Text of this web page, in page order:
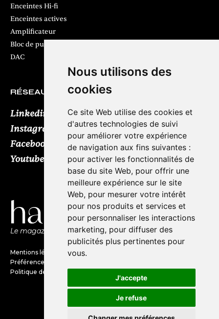
Nous utilisons des
cookies
Ce site Web utilise des cookies et
d'autres technologies de suivi
pour améliorer votre expérience
de navigation aux fins suivantes :
pour activer les fonctionnalités de
base du site Web, pour offrir une
meilleure expérience sur le site
Web, pour mesurer votre intérêt
pour nos produits et services et
pour personnaliser les interactions
marketing, pour diffuser des
publicités plus pertinentes pour
vous.
J'accepte
Je refuse
Enceintes Hi-fi
Enceintes actives
Amplificateur
Bloc de puissance
DAC
RÉSEAUX SOCIAUX
Linkedin
Instagram
Facebook
Youtube TikTok
Le magazine de l'audio d'exception par HL Média
Mentions légales
Préférences en matières de cookies
Politique de confidentialité
©Haute Fidélité est une marque